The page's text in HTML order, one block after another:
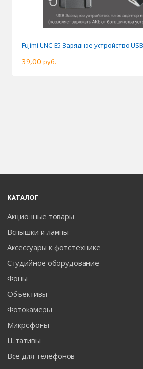
Fujimi UNC-E5 Зарядное устройство USB
39,00 руб.
КАТАЛОГ
Акционные товары
Вспышки и лампы
Аксессуары к фототехнике
Студийное оборудование
Фоны
Объективы
Фотокамеры
Микрофоны
Штативы
Все для телефонов